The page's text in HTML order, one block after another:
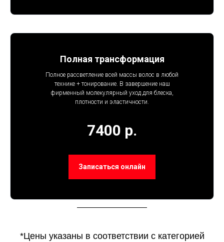
Полная трансформация
Полное рассветление всей массы волос в любой
технике + тонирование. В завершение наш
фирменный молекулярный уход для блеска,
плотности и эластичности.
7400 р.
Записаться онлайн
*Цены указаны в соответствии с категорией